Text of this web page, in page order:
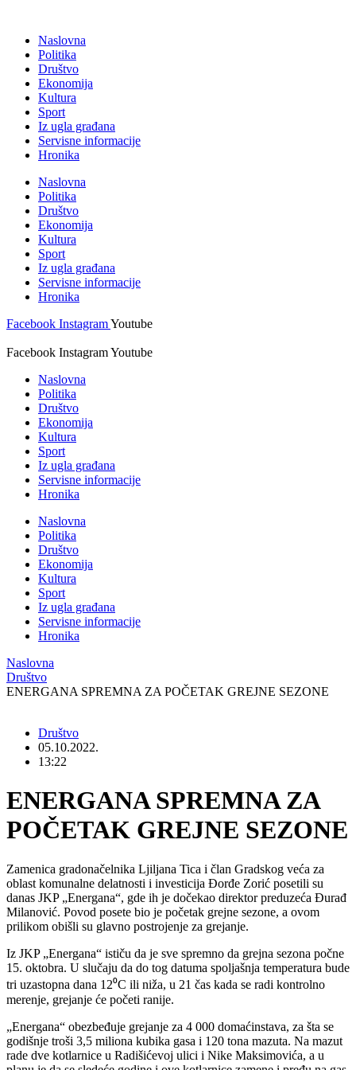
sadržajNaslovna
Politika
Društvo
Ekonomija
Kultura
Sport
Iz ugla građana
Servisne informacije
Hronika
Naslovna
Politika
Društvo
Ekonomija
Kultura
Sport
Iz ugla građana
Servisne informacije
Hronika
Facebook InstagramYoutube
Facebook InstagramYoutube
Naslovna
Politika
Društvo
Ekonomija
Kultura
Sport
Iz ugla građana
Servisne informacije
Hronika
Naslovna
Politika
Društvo
Ekonomija
Kultura
Sport
Iz ugla građana
Servisne informacije
Hronika
Naslovna
Društvo
ENERGANA SPREMNA ZA POČETAK GREJNE SEZONE
Društvo
05.10.2022.
13:22
ENERGANA SPREMNA ZA
POČETAK GREJNE SEZONE
Zamenica gradonačelnika Ljiljana Tica i član Gradskog veća za
oblast komunalne delatnosti i investicija Đorđe Zorić posetili su
danas JKP „Energana“, gde ih je dočekao direktor preduzeća Đurađ
Milanović. Povod posete bio je početak grejne sezone, a ovom
prilikom obišli su glavno postrojenje za grejanje.
Iz JKP „Energana“ ističu da je sve spremno da grejna sezona počne
15. oktobra. U slučaju da do tog datuma spoljašnja temperatura bude
tri uzastopna dana 12⁰C ili niža, u 21 čas kada se radi kontrolno
merenje, grejanje će početi ranije.
„Energana“ obezbeđuje grejanje za 4 000 domaćinstava, za šta se
godišnje troši 3,5 miliona kubika gasa i 120 tona mazuta. Na mazut
rade dve kotlarnice u Radišićevoj ulici i Nike Maksimovića, a u